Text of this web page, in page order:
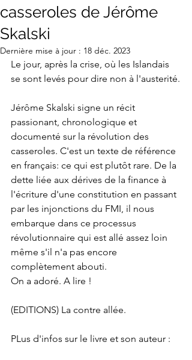
casseroles de Jérôme
Skalski
Dernière mise à jour : 18 déc. 2023
Le jour, après la crise, où les Islandais
se sont levés pour dire non à l'austerité.
Jérôme Skalski signe un récit
passionant, chronologique et
documenté sur la révolution des
casseroles. C'est un texte de référence
en français: ce qui est plutôt rare. De la
dette liée aux dérives de la finance à
l'écriture d'une constitution en passant
par les injonctions du FMI, il nous
embarque dans ce processus
révolutionnaire qui est allé assez loin
même s'il n'a pas encore
complètement abouti.
On a adoré. A lire !
(EDITIONS) La contre allée.
PLus d'infos sur le livre et son auteur :